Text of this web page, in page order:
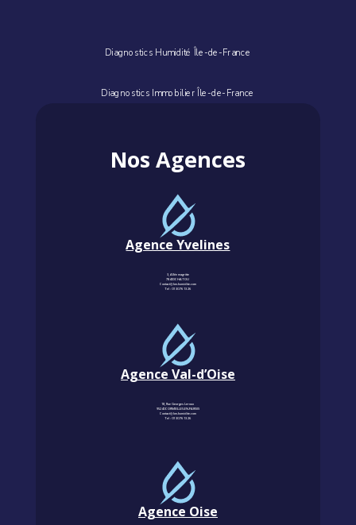
Diagnostics Humidité Île-de-France
Diagnostics Immobilier Île-de-France
Nos Agences
Agence Yvelines
3, Allée magritte
78400 CHATOU
Contact@km-humidite.com
Tel :01 30 76 13 26
Agence Val-d’Oise
18, Rue Georges Leroux
95240 CORMEILLES-EN-PARISIS
Contact@km-humidite.com
Tel :01 30 76 13 26
Agence Oise